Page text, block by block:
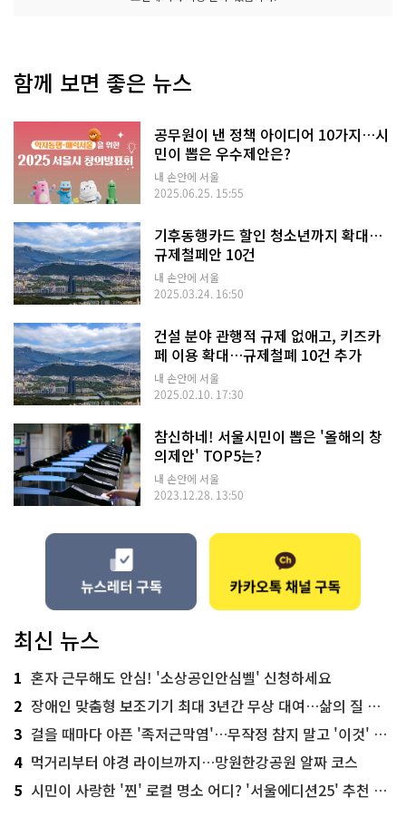
함께 보면 좋은 뉴스
공무원이 낸 정책 아이디어 10가지…시
민이 뽑은 우수제안은?
내 손안에 서울
2025.06.25. 15:55
기후동행카드 할인 청소년까지 확대…
규제철페안 10건
내 손안에 서울
2025.03.24. 16:50
건설 분야 관행적 규제 없애고, 키즈카
페 이용 확대…규제철폐 10건 추가
내 손안에 서울
2025.02.10. 17:30
참신하네! 서울시민이 뽑은 '올해의 창
의제안' TOP5는?
내 손안에 서울
2023.12.28. 13:50
최신 뉴스
1 혼자 근무해도 안심! '소상공인안심벨' 신청하세요
2 장애인 맞춤형 보조기기 최대 3년간 무상 대여…삶의 질 높인다
3 걸을 때마다 아픈 '족저근막염'…무작정 참지 말고 '이것' 해보세요!
4 먹거리부터 야경 라이브까지…망원한강공원 알짜 코스
5 시민이 사랑한 '찐' 로컬 명소 어디? '서울에디션25' 추천 코스